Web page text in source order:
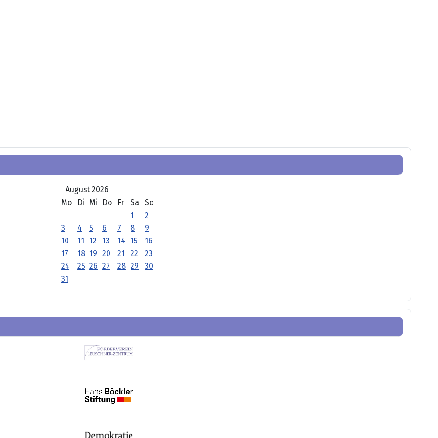
August 2026
Mo
Di Mi Do Fr Sa
So
1
2
3
4 5 6 7 8
9
10
11 12 13 14 15
16
17
18 19 20 21 22
23
24
25 26 27 28 29
30
31